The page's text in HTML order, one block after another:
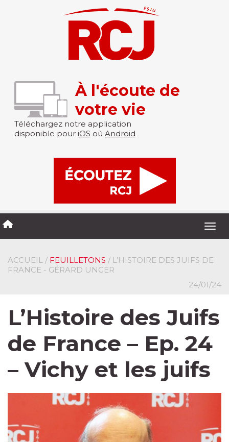
À l'écoute de
votre vie
Téléchargez notre application
disponible pour iOS où Android
ACCUEIL / FEUILLETONS / L’HISTOIRE DES JUIFS DE
FRANCE - GÉRARD UNGER
24/01/24
L’Histoire des Juifs
de France – Ep. 24
– Vichy et les juifs